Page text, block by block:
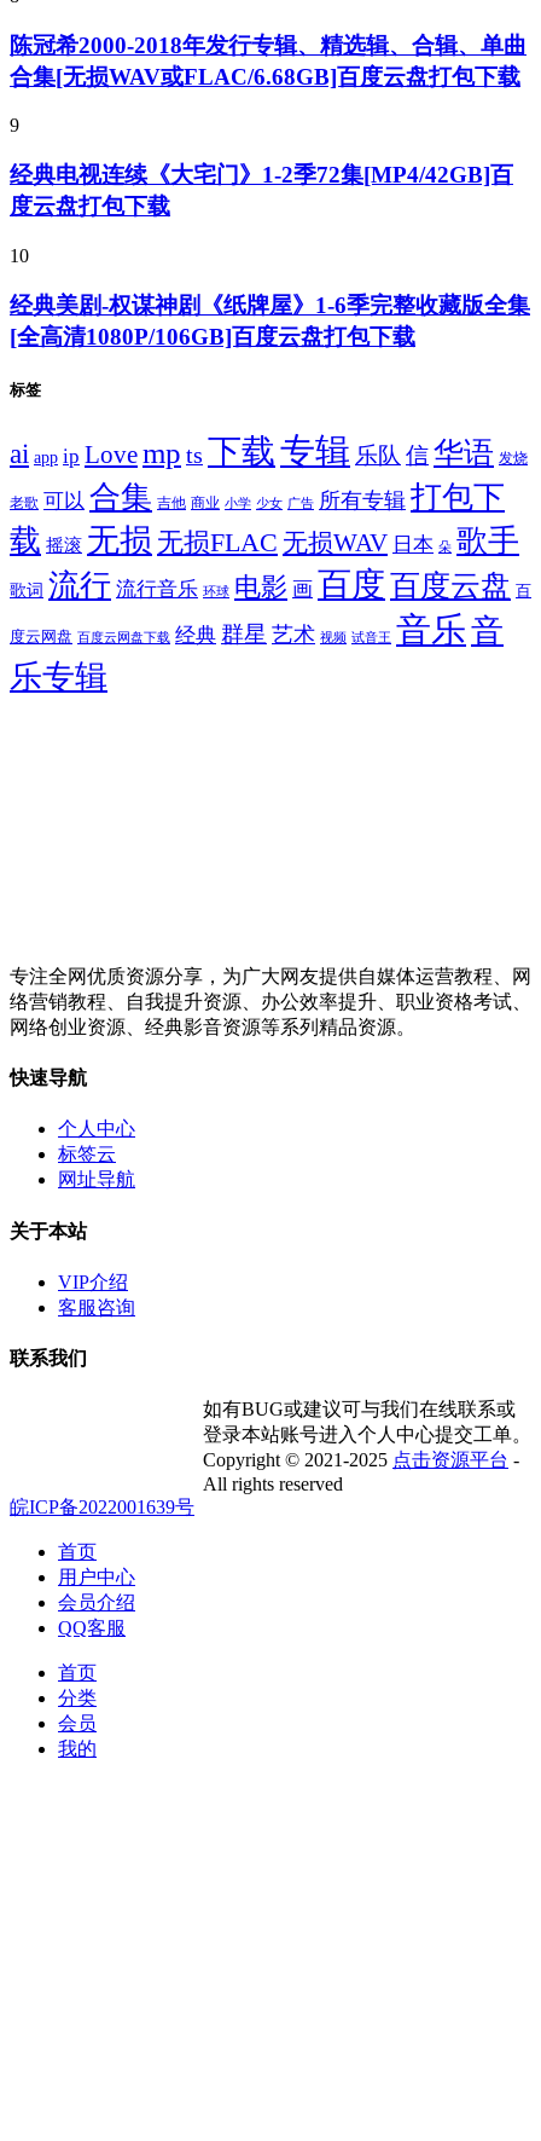
陈冠希2000-2018年发行专辑、精选辑、合辑、单曲
合集[无损WAV或FLAC/6.68GB]百度云盘打包下载
9
经典电视连续《大宅门》1-2季72集[MP4/42GB]百
度云盘打包下载
10
经典美剧-权谋神剧《纸牌屋》1-6季完整收藏版全集
[全高清1080P/106GB]百度云盘打包下载
标签
ai app ip Lovemp ts 下载专辑 乐队 信华语 发烧
老歌 可以 合集 吉他 商业 小学 少女 广告 所有专辑 打包下
载 摇滚 无损 无损FLAC 无损WAV 日本 朵 歌手
歌词 流行 流行音乐 环球 电影 画 百度百度云盘 百
度云网盘 百度云网盘下载 经典 群星 艺术 视频 试音王 音乐音
乐专辑
专注全网优质资源分享，为广大网友提供自媒体运营教程、网
络营销教程、自我提升资源、办公效率提升、职业资格考试、
网络创业资源、经典影音资源等系列精品资源。
快速导航
个人中心
标签云
网址导航
关于本站
VIP介绍
客服咨询
联系我们
如有BUG或建议可与我们在线联系或
登录本站账号进入个人中心提交工单。
Copyright © 2021-2025 点击资源平台 -
All rights reserved
皖ICP备2022001639号
首页
用户中心
会员介绍
QQ客服
首页
分类
会员
我的